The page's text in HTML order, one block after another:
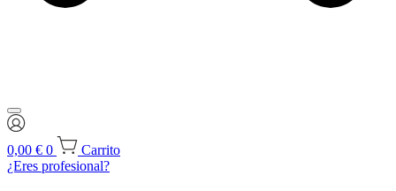
0,00 € 0
Carrito
¿Eres profesional?